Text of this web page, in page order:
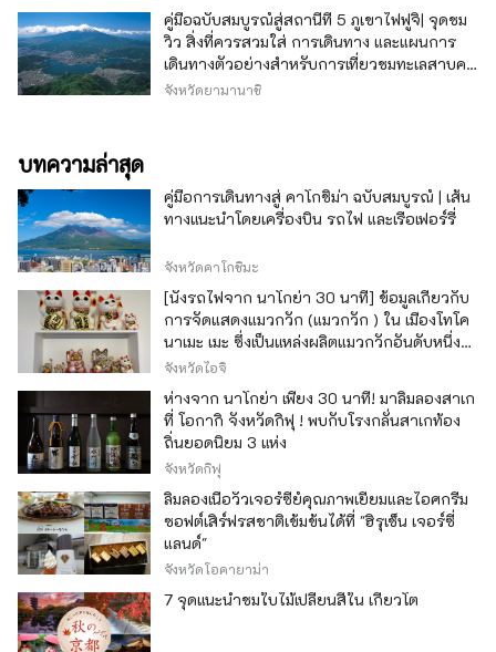
คู่มือฉบับสมบูรณ์สู่สถานีที่ 5 ภูเขาไฟฟูจิ| จุดชม
วิว สิ่งที่ควรสวมใส่ การเดินทาง และแผนการ
เดินทางตัวอย่างสำหรับการเที่ยวชมทะเลสาบคา
วากุจิ
จังหวัดยามานาชิ
บทความล่าสุด
คู่มือการเดินทางสู่ คาโกชิม่า ฉบับสมบูรณ์ | เส้น
ทางแนะนำโดยเครื่องบิน รถไฟ และเรือเฟอร์รี่
จังหวัดคาโกชิมะ
[นั่งรถไฟจาก นาโกย่า 30 นาที] ข้อมูลเกี่ยวกับ
การจัดแสดงแมวกวัก (แมวกวัก ) ใน เมืองโทโค
นาเมะ เมะ ซึ่งเป็นแหล่งผลิตแมวกวักอันดับหนึ่ง
ของญี่ปุ่น
จังหวัดไอจิ
ห่างจาก นาโกย่า เพียง 30 นาที! มาลิ้มลองสาเก
ที่ โอกากิ จังหวัดกิฟุ ! พบกับโรงกลั่นสาเกท้อง
ถิ่นยอดนิยม 3 แห่ง
จังหวัดกิฟุ
ลิ้มลองเนื้อวัวเจอร์ซีย์คุณภาพเยี่ยมและไอศกรีม
ซอฟต์เสิร์ฟรสชาติเข้มข้นได้ที่ "ฮิรุเซ็น เจอร์ซี่
แลนด์"
จังหวัดโอคายาม่า
7 จุดแนะนำชมใบไม้เปลี่ยนสีใน เกียวโต